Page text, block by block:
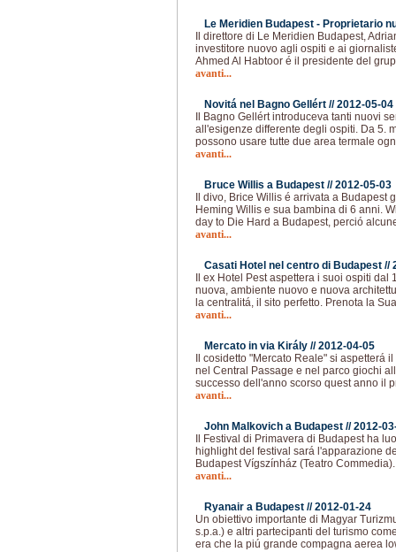
Le Meridien Budapest - Proprietario
Il direttore di Le Meridien Budapest,
investitore nuovo agli ospiti e ai
Ahmed Al Habtoor é il presidente del
avanti...
Novitá nel Bagno Gellért //2012-05-04
Il Bagno Gellért introduceva tanti nuovi
all'esigenze differente degli ospiti. Da 5.
possono usare tutte due area termale
avanti...
Bruce Willis a Budapest //2012-05-03
Il divo, Brice Willis é arrivata a Budapest
Heming Willis e sua bambina di 6 anni.
day to Die Hard a Budapest, perció
avanti...
Casati Hotel nel centro di Budapest //
Il ex Hotel Pest aspettera i suoi ospiti
nuova, ambiente nuovo e nuova
la centralitá, il sito perfetto. Prenota la
avanti...
Mercato in via Király //2012-04-05
Il cosidetto "Mercato Reale" si aspetterá
nel Central Passage e nel parco giochi
successo dell'anno scorso quest anno il
avanti...
John Malkovich a Budapest //2012-
Il Festival di Primavera di Budapest ha
highlight del festival sará l'apparazione
Budapest Vígszínház (Teatro
avanti...
Ryanair a Budapest //2012-01-24
Un obiettivo importante di Magyar
s.p.a.) e altri partecipanti del turismo
era che la piú grande compagna aerea